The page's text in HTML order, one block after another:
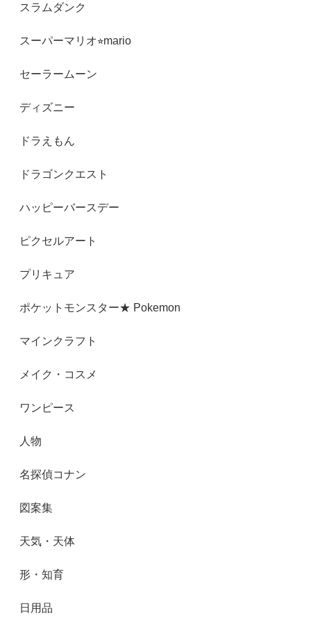
スラムダンク
スーパーマリオ⭐︎mario
セーラームーン
ディズニー
ドラえもん
ドラゴンクエスト
ハッピーバースデー
ピクセルアート
プリキュア
ポケットモンスター★ Pokemon
マインクラフト
メイク・コスメ
ワンピース
人物
名探偵コナン
図案集
天気・天体
形・知育
日用品